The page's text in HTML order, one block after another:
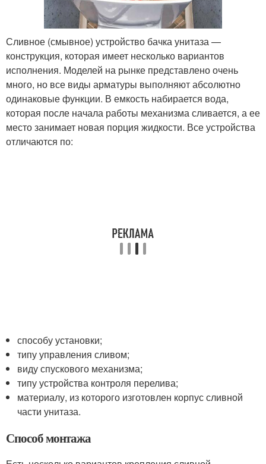
Сливное (смывное) устройство бачка унитаза —
конструкция, которая имеет несколько вариантов
исполнения. Моделей на рынке представлено очень
много, но все виды арматуры выполняют абсолютно
одинаковые функции. В емкость набирается вода,
которая после начала работы механизма сливается, а ее
место занимает новая порция жидкости. Все устройства
отличаются по:
способу установки;
типу управления сливом;
виду спускового механизма;
типу устройства контроля перелива;
материалу, из которого изготовлен корпус сливной
части унитаза.
Способ монтажа